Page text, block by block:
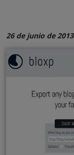
26 de junio de 2013